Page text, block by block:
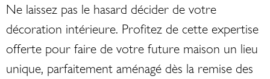
Ne laissez pas le hasard décider de votre
décoration intérieure. Profitez de cette expertise
offerte pour faire de votre future maison un lieu
unique, parfaitement aménagé dès la remise des